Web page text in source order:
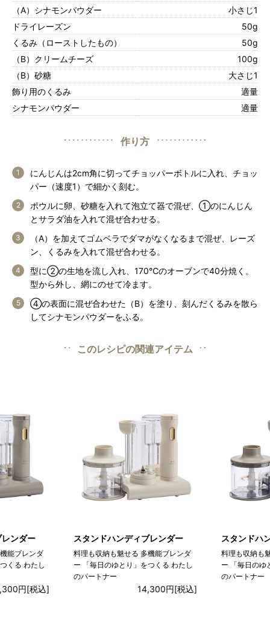
（A）シナモンパウダー
小さじ1
ドライレーズン
50g
くるみ（ローストしたもの）
50g
（B）クリームチーズ
100g
（B）砂糖
大さじ1
飾り用のくるみ
適量
シナモンパウダー
適量
作り方
にんじんは2cm角に切ってチョッパーボトルに入れ、チョッ
パー（速度1）で細かく刻む。
ボウルに卵、砂糖を入れて泡立て器で混ぜ、①のにんじん
とサラダ油を入れて混ぜ合わせる。
（A）を加えてゴムベラでダマがなくなるまで混ぜ、レーズ
ン、くるみを入れて混ぜ合わせる。
型に②の生地を流し入れ、170℃のオーブンで40分焼く。
型から外し、網にのせて冷ます。
④の表面に混ぜ合わせた（B）を塗り、刻んだくるみを散ら
してシナモンパウダーをふる。
このレシピの関連アイテム
ンダー
能ブレンダ
くる わたし
円[税込]
スタンドハンディブレンダー
料理も収納も魅せる 多機能ブレンダ
ー 「毎日のゆとり」をつくる わたし
のパートナー
14,300円[税込]
スタンドハ
料理も収納も
ー 「毎日のゆ
のパートナー